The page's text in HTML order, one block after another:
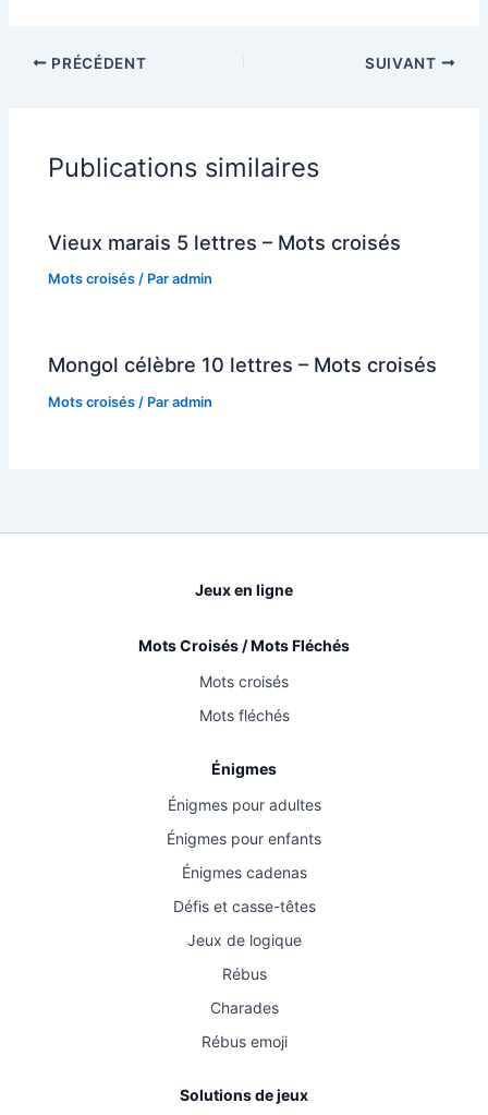
PRÉCÉDENT SUIVANT
Publications similaires
Vieux marais 5 lettres – Mots croisés
Mots croisés / Paradmin
Mongol célèbre 10 lettres – Mots croisés
Mots croisés / Paradmin
Jeux en ligne
Mots Croisés / Mots Fléchés
Mots croisés
Mots fléchés
Énigmes
Énigmes pour adultes
Énigmes pour enfants
Énigmes cadenas
Défis et casse-têtes
Jeux de logique
Rébus
Charades
Rébus emoji
Solutions de jeux